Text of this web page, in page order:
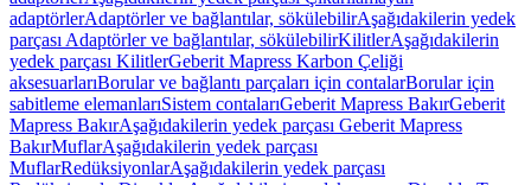
adaptörlerAdaptörler ve bağlantılar, sökülebilirAşağıdakilerin yedek
parçası Adaptörler ve bağlantılar, sökülebilirKilitlerAşağıdakilerin
yedek parçası KilitlerGeberit Mapress Karbon Çeliği
aksesuarlarıBorular ve bağlantı parçaları için contalarBorular için
sabitleme elemanlarıSistem contalarıGeberit Mapress BakırGeberit
Mapress BakırAşağıdakilerin yedek parçası Geberit Mapress
BakırMuflarAşağıdakilerin yedek parçası
MuflarRedüksiyonlarAşağıdakilerin yedek parçası